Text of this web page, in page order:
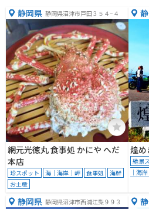
静岡県 静岡県沼津市戸田３５４−４
網元光徳丸 食事処 かにや へだ
本店
珍スポット 海｜海岸｜岬 食事処
海鮮
お土産
煌め
絶景
｜海
静岡県 静岡県沼津市西浦江梨９９３